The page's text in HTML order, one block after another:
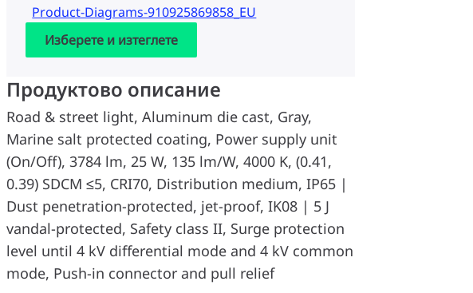
Product-Diagrams-910925869858_EU
Изберете и изтеглете
Продуктово описание
Road & street light, Aluminum die cast, Gray,
Marine salt protected coating, Power supply unit
(On/Off), 3784 lm, 25 W, 135 lm/W, 4000 K, (0.41,
0.39) SDCM ≤5, CRI70, Distribution medium, IP65 |
Dust penetration-protected, jet-proof, IK08 | 5 J
vandal-protected, Safety class II, Surge protection
level until 4 kV differential mode and 4 kV common
mode, Push-in connector and pull relief